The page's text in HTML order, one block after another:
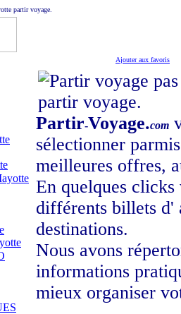
partir voyage.
Ajouter aux favoris
Partir-Voyage.com
sélectionner
meilleures offres,
En quelques
différents billets d'
destinations.
Nous avons
informations
mieux organiser